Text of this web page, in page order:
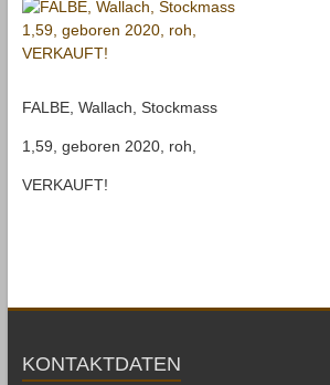
FALBE, Wallach, Stockmass
1,59, geboren 2020, roh,
VERKAUFT!
KONTAKTDATEN